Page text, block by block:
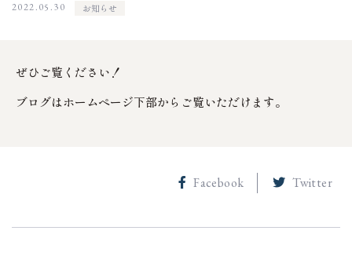
2022.05.30 お知らせ
ぜひご覧ください！
ブログはホームページ下部からご覧いただけます。
Facebook Twitter